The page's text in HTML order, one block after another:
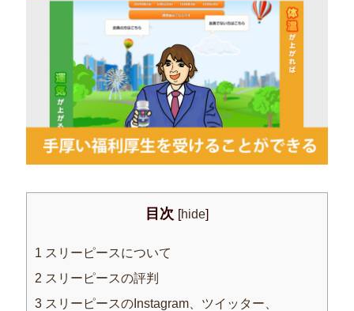
目次 [hide]
1 スリーピースについて
2 スリーピースの評判
3 スリーピースのInstagram、ツイッター、